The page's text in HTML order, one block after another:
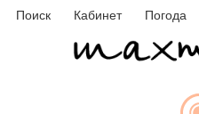
Поиск Кабинет Погода